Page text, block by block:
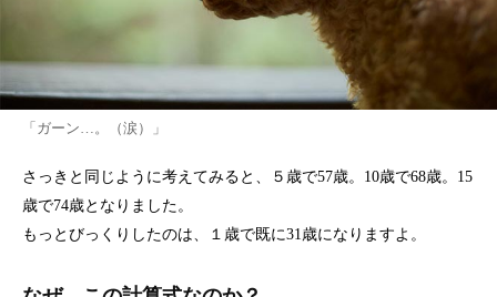
「ガーン…。（涙）」
さっきと同じように考えてみると、５歳で57歳。10歳で68歳。15
歳で74歳となりました。
もっとびっくりしたのは、１歳で既に31歳になりますよ。